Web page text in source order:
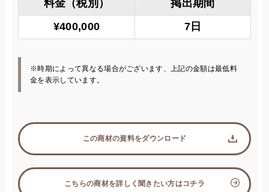
料金（税別）
掲出期間
¥400,000
7日
※時期によって異なる場合がございます、上記の金額は最低料
金を表示しています。
この商材の資料をダウンロード
こちらの商材を詳しく聞きたい方はコチラ